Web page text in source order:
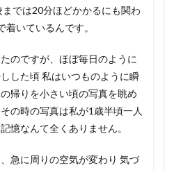
では20分ほどかかるにも関わ
いているんです。
のですが、ほぼ毎日のように
した頃 私はいつものように瞬
帰りを小さい頃の写真を眺め
の時の写真は私が1歳半頃一人
憶なんて全くありません。
急に周りの空気が変わり 気づ